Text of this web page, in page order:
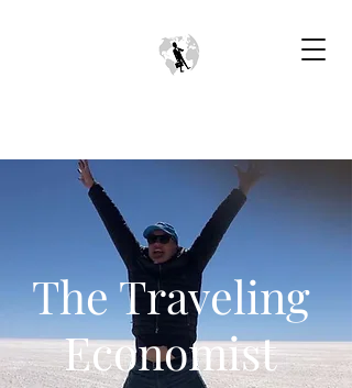
The Traveling
Economist